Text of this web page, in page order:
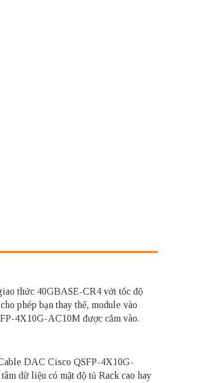
thức 40GBASE-CR4 với tốc độ
phép bạn thay thế, module vào
4X10G-AC10M được cắm vào.
DAC Cisco QSFP-4X10G-
dữ liệu có mật độ tủ Rack cao hay